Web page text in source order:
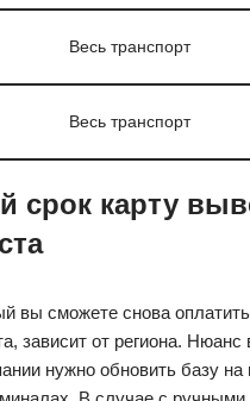
Весь транспорт
Весь транспорт
срок карту
вы сможете снова
зависит от региона. Нюанс
нужно обновить базу на